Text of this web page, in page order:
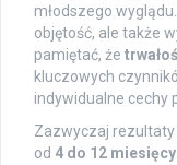
młodszego
objętość, ale także
pamiętać, że
kluczowych
indywidualne cechy
Zazwyczaj rezultaty
od 4 do 12 miesięcy